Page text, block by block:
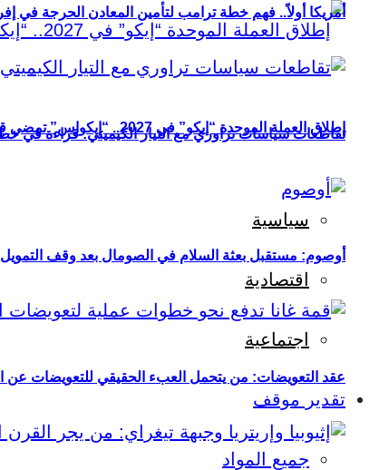
إطلاق العملة الموحدة “إيكو” في 2027.. “إيكواس” تمضي قدمًا دون انتظار
سياسية
اقتصادية
اجتماعية
تقدير موقف
جميع المواد
أمريكا أولاً.. فهم خطة ترامب لتأمين المعادن الحرجة في
تقاطعات سياسات تراوري مع التيار الكيميتي: قراءة في
أوصوم: مستقبل بعثة السلام في الصومال بعد وقف التمويل
عقد التعويضات: من يتحمل العبء الحقيقي للتعويضات عن